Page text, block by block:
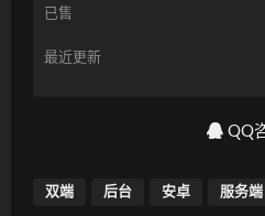
已售
最近更新
QQ
双端 后台 安卓 服务端